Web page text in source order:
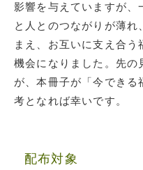
影響を与えていますが、
と人とのつながりが薄
まえ、お互いに支え合
機会になりました。先の
が、本冊子が「今できる
考となれば幸いです。
配布対象